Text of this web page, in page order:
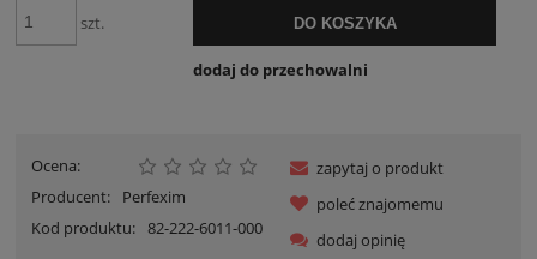
szt. DO KOSZYKA
dodaj do przechowalni
Ocena:
Producent:
Perfexim
Kod produktu: 82-222-6011-000
zapytaj o produkt
poleć znajomemu
dodaj opinię